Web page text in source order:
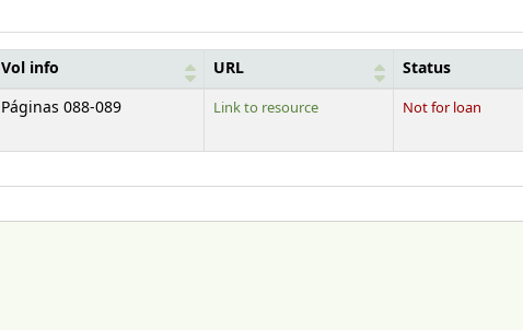
Vol info URL Status
Páginas 088-089 Link to resource Not for loan